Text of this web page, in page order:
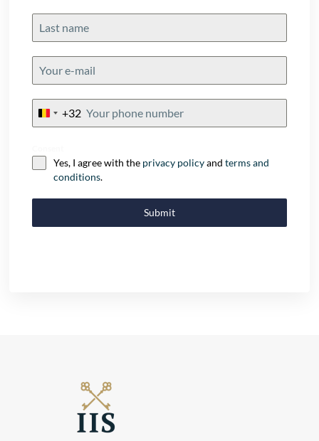
Belgium
+32
Yes, I agree with the privacy policyandterms and
conditions.
Submit